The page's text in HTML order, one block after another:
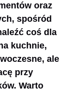
oraz
spośród
coś dla
kuchnie,
ale
przy
Warto